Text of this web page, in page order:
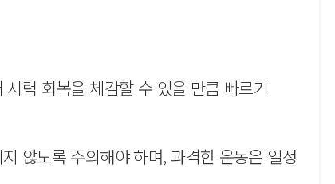
력 회복을 체감할 수 있을 만큼 빠르기
않도록 주의해야 하며, 과격한 운동은 일정